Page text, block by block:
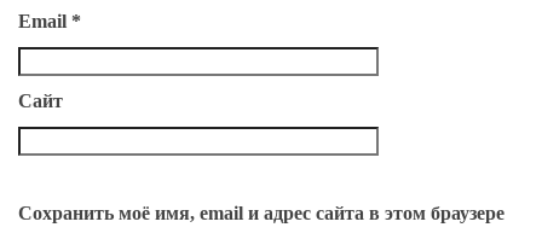
Email *
Сайт
Сохранить моё имя, email и адрес сайта в этом браузере